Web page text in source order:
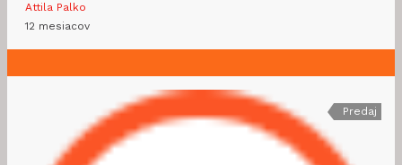
Attila Palko
12 mesiacov
Predaj